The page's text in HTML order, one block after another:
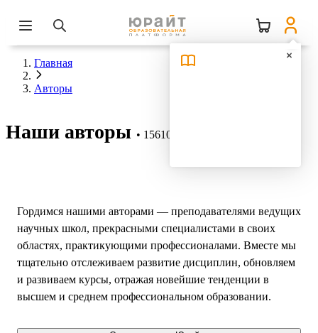
Главная
Авторы
Наши авторы 15610 авторов
Гордимся нашими авторами — преподавателями ведущих
научных школ, прекрасными специалистами в своих
областях, практикующими профессионалами. Вместе мы
тщательно отслеживаем развитие дисциплин, обновляем
и развиваем курсы, отражая новейшие тенденции в
высшем и среднем профессиональном образовании.